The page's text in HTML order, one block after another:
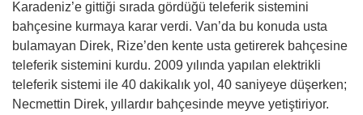
Karadeniz’e gittiği sırada gördüğü teleferik sistemini
bahçesine kurmaya karar verdi. Van’da bu konuda usta
bulamayan Direk, Rize’den kente usta getirerek bahçesine
teleferik sistemini kurdu. 2009 yılında yapılan elektrikli
teleferik sistemi ile 40 dakikalık yol, 40 saniyeye düşerken;
Necmettin Direk, yıllardır bahçesinde meyve yetiştiriyor.